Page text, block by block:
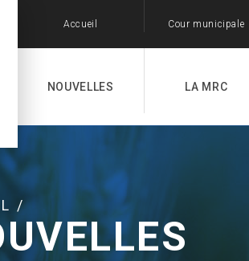
Accueil Cour municipale
NOUVELLES LA MRC
/